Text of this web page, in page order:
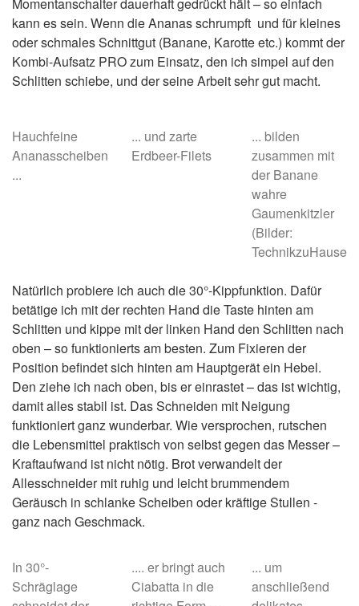
kann es sein. Wenn die Ananas schrumpft und für kleines
oder schmales Schnittgut (Banane, Karotte etc.) kommt der
Kombi-Aufsatz PRO zum Einsatz, den ich simpel auf den
Schlitten schiebe, und der seine Arbeit sehr gut macht.
Hauchfeine
Ananasscheiben
...
... und zarte
Erdbeer-Filets
... bilden
zusammen mit
der Banane
wahre
Gaumenkitzler
(Bilder:
TechnikzuHause)
Natürlich probiere ich auch die 30°-Kippfunktion. Dafür
betätige ich mit der rechten Hand die Taste hinten am
Schlitten und kippe mit der linken Hand den Schlitten nach
oben – so funktionierts am besten. Zum Fixieren der
Position befindet sich hinten am Hauptgerät ein Hebel.
Den ziehe ich nach oben, bis er einrastet – das ist wichtig,
damit alles stabil ist. Das Schneiden mit Neigung
funktioniert ganz wunderbar. Wie versprochen, rutschen
die Lebensmittel praktisch von selbst gegen das Messer –
Kraftaufwand ist nicht nötig. Brot verwandelt der
Allesschneider mit ruhig und leicht brummendem
Geräusch in schlanke Scheiben oder kräftige Stullen -
ganz nach Geschmack.
In 30°-
Schräglage
.... er bringt auch
Ciabatta in die
... um
anschließend